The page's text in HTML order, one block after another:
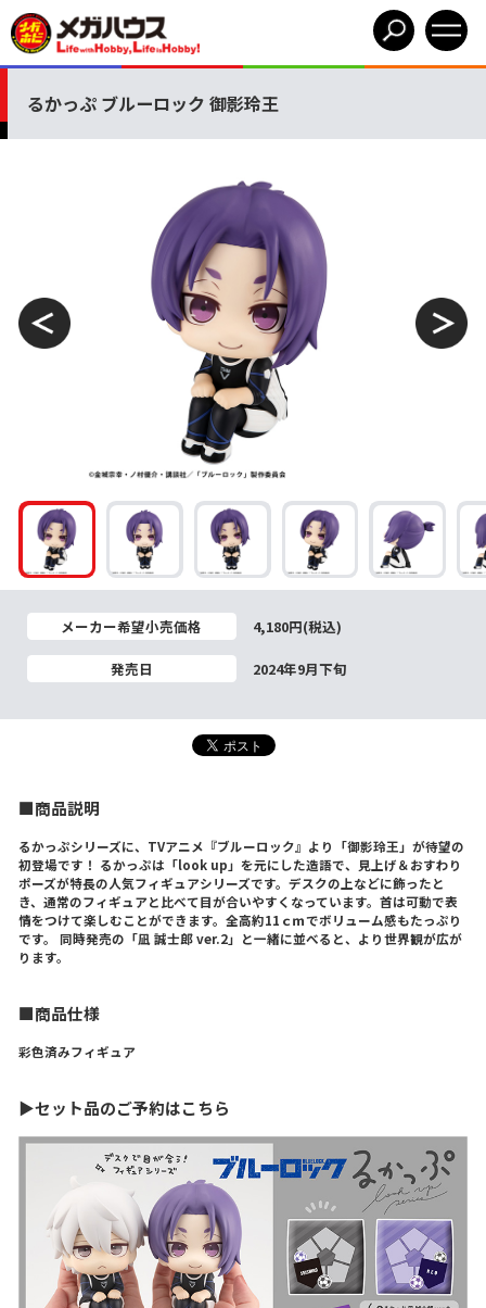
るかっぷ ブルーロック 御影玲王
メーカー希望小売価格 4,180円(税込)
発売日 2024年9月下旬
■商品説明
るかっぷシリーズに、TVアニメ『ブルーロック』より「御影玲王」が待望の
初登場です！ るかっぷは「look up」を元にした造語で、見上げ＆おすわり
ポーズが特長の人気フィギュアシリーズです。デスクの上などに飾ったと
き、通常のフィギュアと比べて目が合いやすくなっています。首は可動で表
情をつけて楽しむことができます。全高約11ｃｍでボリューム感もたっぷり
です。 同時発売の「凪 誠士郎 ver.2」と一緒に並べると、より世界観が広が
ります。
■商品仕様
彩色済みフィギュア
▶セット品のご予約はこちら